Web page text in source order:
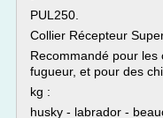
PUL250.
Collier Récepteur
Recommandé pour
fugueur, et pour des
kg :
husky - labrador -